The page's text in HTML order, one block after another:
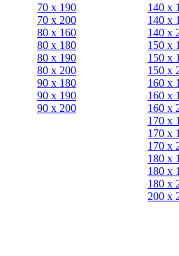
70 х 190
70 х 200
80 х 160
80 х 180
80 x 190
80 x 200
90 х 180
90 x 190
90 x 200
140 х
140 х
140 х
150 х
150 х
150 х
160 х
160 х
160 х
170 х
170 х
170 х
180 х
180 х
180 х
200 x